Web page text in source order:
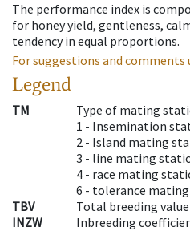
The performance index is
for honey yield, gentleness,
tendency in equal proportions.
For suggestions and
Legend
TM
Type of mating
1 - Insemination
2 - Island mating
3 - line mating
4 - race mating
6 - tolerance
TBV
Total breeding value
INZW
Inbreeding